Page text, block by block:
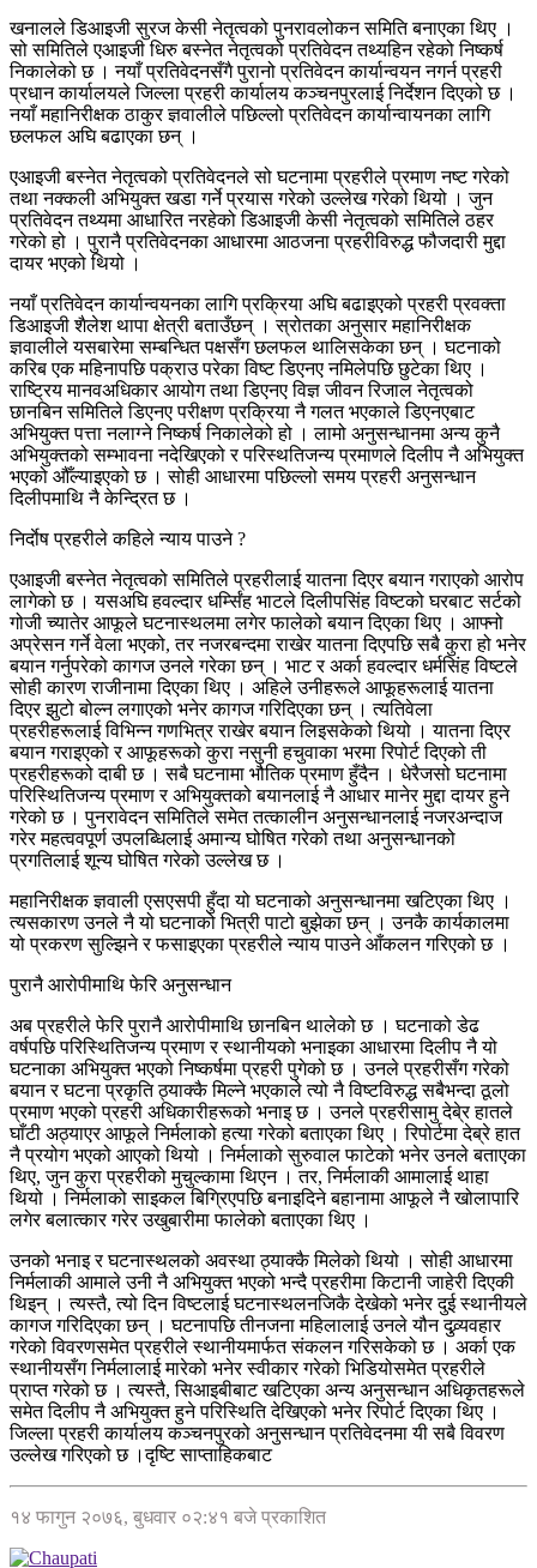
खनालले डिआइजी सुरज केसी नेतृत्वको पुनरावलोकन समिति बनाएका थिए ।
सो समितिले एआइजी धिरु बस्नेत नेतृत्वको प्रतिवेदन तथ्यहिन रहेको निष्कर्ष
निकालेको छ । नयाँ प्रतिवेदनसँगै पुरानो प्रतिवेदन कार्यान्वयन नगर्न प्रहरी
प्रधान कार्यालयले जिल्ला प्रहरी कार्यालय कञ्चनपुरलाई निर्देशन दिएको छ ।
नयाँ महानिरीक्षक ठाकुर ज्ञवालीले पछिल्लो प्रतिवेदन कार्यान्वायनका लागि
छलफल अघि बढाएका छन् ।
एआइजी बस्नेत नेतृत्वको प्रतिवेदनले सो घटनामा प्रहरीले प्रमाण नष्ट गरेको
तथा नक्कली अभियुक्त खडा गर्ने प्रयास गरेको उल्लेख गरेको थियो । जुन
प्रतिवेदन तथ्यमा आधारित नरहेको डिआइजी केसी नेतृत्वको समितिले ठहर
गरेको हो । पुरानै प्रतिवेदनका आधारमा आठजना प्रहरीविरुद्ध फौजदारी मुद्दा
दायर भएको थियो ।
नयाँ प्रतिवेदन कार्यान्वयनका लागि प्रक्रिया अघि बढाइएको प्रहरी प्रवक्ता
डिआइजी शैलेश थापा क्षेत्री बताउँछन् । स्रोतका अनुसार महानिरीक्षक
ज्ञवालीले यसबारेमा सम्बन्धित पक्षसँग छलफल थालिसकेका छन् । घटनाको
करिब एक महिनापछि पक्राउ परेका विष्ट डिएनए नमिलेपछि छुटेका थिए ।
राष्ट्रिय मानवअधिकार आयोग तथा डिएनए विज्ञ जीवन रिजाल नेतृत्वको
छानबिन समितिले डिएनए परीक्षण प्रक्रिया नै गलत भएकाले डिएनएबाट
अभियुक्त पत्ता नलाग्ने निष्कर्ष निकालेको हो । लामो अनुसन्धानमा अन्य कुनै
अभियुक्तको सम्भावना नदेखिएको र परिस्थतिजन्य प्रमाणले दिलीप नै अभियुक्त
भएको औँल्याइएको छ । सोही आधारमा पछिल्लो समय प्रहरी अनुसन्धान
दिलीपमाथि नै केन्द्रित छ ।
निर्दाेष प्रहरीले कहिले न्याय पाउने ?
एआइजी बस्नेत नेतृत्वको समितिले प्रहरीलाई यातना दिएर बयान गराएको आरोप
लागेको छ । यसअघि हवल्दार धर्म्सिंह भाटले दिलीपसिंह विष्टको घरबाट सर्टको
गोजी च्यातेर आफूले घटनास्थलमा लगेर फालेको बयान दिएका थिए । आफ्नो
अप्रेसन गर्ने वेला भएको, तर नजरबन्दमा राखेर यातना दिएपछि सबै कुरा हो भनेर
बयान गर्नुपरेको कागज उनले गरेका छन् । भाट र अर्का हवल्दार धर्मसिंह विष्टले
सोही कारण राजीनामा दिएका थिए । अहिले उनीहरूले आफूहरूलाई यातना
दिएर झुटो बोल्न लगाएको भनेर कागज गरिदिएका छन् । त्यतिवेला
प्रहरीहरूलाई विभिन्न गणभित्र राखेर बयान लिइसकेको थियो । यातना दिएर
बयान गराइएको र आफूहरूको कुरा नसुनी हचुवाका भरमा रिपोर्ट दिएको ती
प्रहरीहरूको दाबी छ । सबै घटनामा भौतिक प्रमाण हुँदैन । धेरैजसो घटनामा
परिस्थितिजन्य प्रमाण र अभियुक्तको बयानलाई नै आधार मानेर मुद्दा दायर हुने
गरेको छ । पुनरावेदन समितिले समेत तत्कालीन अनुसन्धानलाई नजरअन्दाज
गरेर महत्ववपूर्ण उपलब्धिलाई अमान्य घोषित गरेको तथा अनुसन्धानको
प्रगतिलाई शून्य घोषित गरेको उल्लेख छ ।
महानिरीक्षक ज्ञवाली एसएसपी हुँदा यो घटनाको अनुसन्धानमा खटिएका थिए ।
त्यसकारण उनले नै यो घटनाको भित्री पाटो बुझेका छन् । उनकै कार्यकालमा
यो प्रकरण सुल्झिने र फसाइएका प्रहरीले न्याय पाउने आँकलन गरिएको छ ।
पुरानै आरोपीमाथि फेरि अनुसन्धान
अब प्रहरीले फेरि पुरानै आरोपीमाथि छानबिन थालेको छ । घटनाको डेढ
वर्षपछि परिस्थितिजन्य प्रमाण र स्थानीयको भनाइका आधारमा दिलीप नै यो
घटनाका अभियुक्त भएको निष्कर्षमा प्रहरी पुगेको छ । उनले प्रहरीसँग गरेको
बयान र घटना प्रकृति ठ्याक्कै मिल्ने भएकाले त्यो नै विष्टविरुद्ध सबैभन्दा ठूलो
प्रमाण भएको प्रहरी अधिकारीहरूको भनाइ छ । उनले प्रहरीसामु देबे्र हातले
घाँटी अठ्याएर आफूले निर्मलाको हत्या गरेको बताएका थिए । रिपोर्टमा देब्रे हात
नै प्रयोग भएको आएको थियो । निर्मलाको सुरुवाल फाटेको भनेर उनले बताएका
थिए, जुन कुरा प्रहरीको मुचुल्कामा थिएन । तर, निर्मलाकी आमालाई थाहा
थियो । निर्मलाको साइकल बिग्रिएपछि बनाइदिने बहानामा आफूले नै खोलापारि
लगेर बलात्कार गरेर उखुबारीमा फालेको बताएका थिए ।
उनको भनाइ र घटनास्थलको अवस्था ठ्याक्कै मिलेको थियो । सोही आधारमा
निर्मलाकी आमाले उनी नै अभियुक्त भएको भन्दै प्रहरीमा किटानी जाहेरी दिएकी
थिइन् । त्यस्तै, त्यो दिन विष्टलाई घटनास्थलनजिकै देखेको भनेर दुई स्थानीयले
कागज गरिदिएका छन् । घटनापछि तीनजना महिलालाई उनले यौन दुव्र्यवहार
गरेको विवरणसमेत प्रहरीले स्थानीयमार्फत संकलन गरिसकेको छ । अर्का एक
स्थानीयसँग निर्मलालाई मारेको भनेर स्वीकार गरेको भिडियोसमेत प्रहरीले
प्राप्त गरेको छ । त्यस्तै, सिआइबीबाट खटिएका अन्य अनुसन्धान अधिकृतहरूले
समेत दिलीप नै अभियुक्त हुने परिस्थिति देखिएको भनेर रिपोर्ट दिएका थिए ।
जिल्ला प्रहरी कार्यालय कञ्चनपुरको अनुसन्धान प्रतिवेदनमा यी सबै विवरण
उल्लेख गरिएको छ ।दृष्टि साप्ताहिकबाट
१४ फागुन २०७६, बुधवार ०२:४१ बजे प्रकाशित